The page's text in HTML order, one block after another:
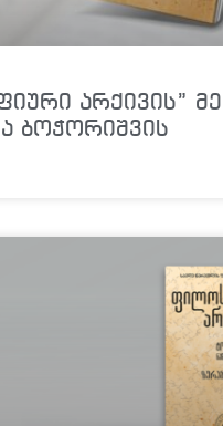
არქივის”
ბოჭორიშვის